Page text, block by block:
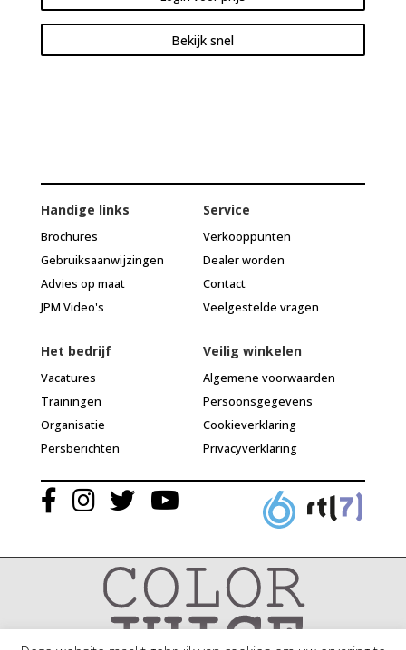
Bekijk snel
Handige links
Brochures
Gebruiksaanwijzingen
Advies op maat
JPM Video's
Service
Verkooppunten
Dealer worden
Contact
Veelgestelde vragen
Het bedrijf
Vacatures
Trainingen
Organisatie
Persberichten
Veilig winkelen
Algemene voorwaarden
Persoonsgegevens
Cookieverklaring
Privacyverklaring